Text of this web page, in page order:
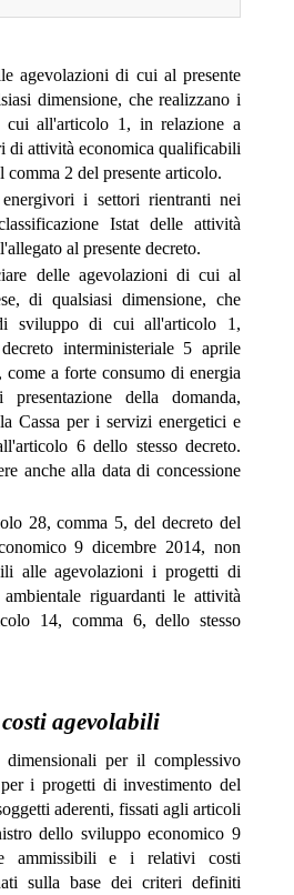
agevolazioni di cui al presente
dimensione, che realizzano i
all'articolo 1, in relazione a
di attività economica qualificabili
comma 2 del presente articolo.
i settori rientranti nei
Istat delle attività
al presente decreto.
delle agevolazioni di cui al
di qualsiasi dimensione, che
sviluppo di cui all'articolo 1,
interministeriale 5 aprile
come a forte consumo di energia
della domanda,
Cassa per i servizi energetici e
6 dello stesso decreto.
anche alla data di concessione
28, comma 5, del decreto del
9 dicembre 2014, non
alle agevolazioni i progetti di
riguardanti le attività
14, comma 6, dello stesso
agevolabili
per il complessivo
i progetti di investimento del
aderenti, fissati agli articoli
dello sviluppo economico 9
ammissibili e i relativi costi
sulla base dei criteri definiti